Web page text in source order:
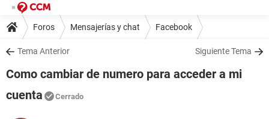
Foros Mensajerías y chat Facebook
Tema Anterior Siguiente Tema
Como cambiar de numero para acceder a mi
cuenta
Cerrado